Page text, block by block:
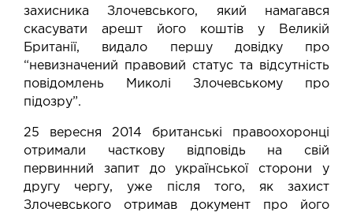
захисника Злочевського, який намагався
скасувати арешт його коштів у Великій
Британії, видало першу довідку про
“невизначений правовий статус та відсутність
повідомлень Миколі Злочевському про
підозру”.
25 вересня 2014 британські правоохоронці
отримали часткову відповідь на свій
первинний запит до української сторони у
другу чергу, уже після того, як захист
Злочевського отримав документ про його